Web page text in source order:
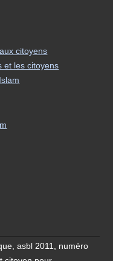
citoyens
et les citoyens
asbl 2011, numéro